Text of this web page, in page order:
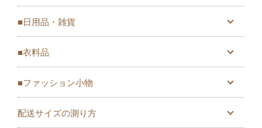
■日用品・雑貨
■衣料品
■ファッション小物
配送サイズの測り方